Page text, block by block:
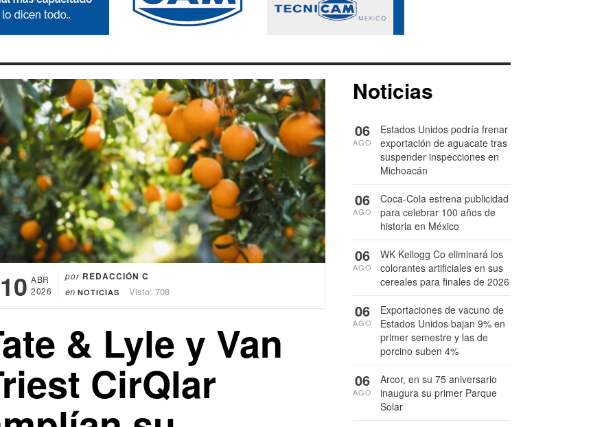
10 ABR
2026
por REDACCIÓN C
en NOTICIAS Visto: 708
& Lyle y Van
CirQlar
Noticias
Estados Unidos podría frenar
exportación de aguacate tras
suspender inspecciones en
Michoacán
06
AGO
Coca-Cola estrena publicidad
para celebrar 100 años de
historia en México
06
AGO
WK Kellogg Co eliminará los
colorantes artificiales en sus
cereales para finales de 2026
06
AGO
Exportaciones de vacuno de
Estados Unidos bajan 9% en
primer semestre y las de
porcino suben 4%
06
AGO
Arcor, en su 75 aniversario
inaugura su primer Parque
Solar
06
AGO